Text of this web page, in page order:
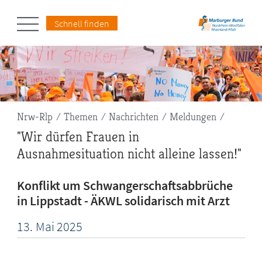
Schnell finden
Pfadnavigation
Nrw-Rlp Themen Nachrichten Meldungen
"Wir dürfen Frauen in
Ausnahmesituation nicht alleine lassen!"
Konflikt um Schwangerschaftsabbrüche
in Lippstadt - ÄKWL solidarisch mit Arzt
13. Mai2025